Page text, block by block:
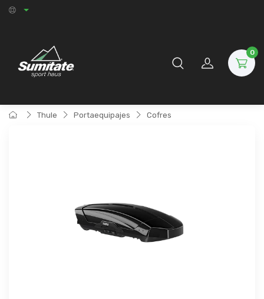
0
Thule Portaequipajes Cofres